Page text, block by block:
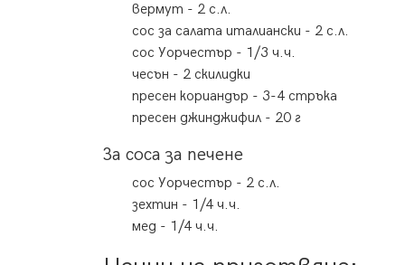
вермут - 2 с.л.
сос за салата италиански - 2 с.л.
сос Уорчестър - 1/3 ч.ч.
чесън - 2 скилидки
пресен кориандър - 3-4 стръка
пресен джинджифил - 20 г
За соса за печене
сос Уорчестър - 2 с.л.
зехтин - 1/4 ч.ч.
мед - 1/4 ч.ч.